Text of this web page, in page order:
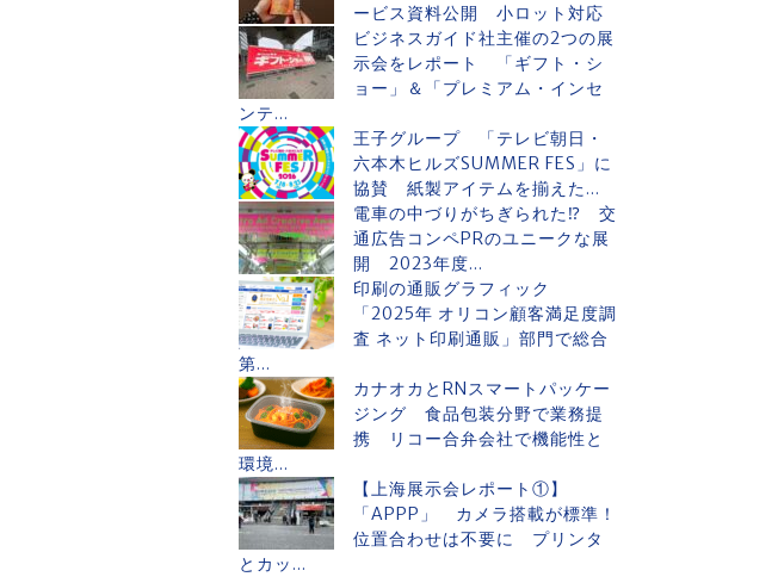
ービス資料公開 小ロット対応
ビジネスガイド社主催の2つの展
示会をレポート 「ギフト・シ
ョー」＆「プレミアム・インセ
ンテ...
王子グループ 「テレビ朝日・
六本木ヒルズSUMMER FES」に
協賛 紙製アイテムを揃えた...
電車の中づりがちぎられた⁉ 交
通広告コンペPRのユニークな展
開 2023年度...
印刷の通販グラフィック
「2025年 オリコン顧客満足度調
査 ネット印刷通販」部門で総合
第...
カナオカとRNスマートパッケー
ジング 食品包装分野で業務提
携 リコー合弁会社で機能性と
環境...
【上海展示会レポート①】
「APPP」 カメラ搭載が標準！
位置合わせは不要に プリンタ
とカッ...